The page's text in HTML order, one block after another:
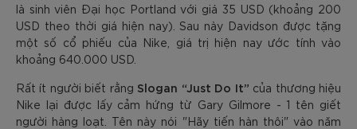
là sinh viên Đại học Portland với giá 35 USD (khoảng 200
USD theo thời giá hiện nay). Sau này Davidson được tặng
một số cổ phiếu của Nike, giá trị hiện nay ước tính vào
khoảng 640.000 USD.
Rất ít người biết rằng Slogan “Just Do It” của thương hiệu
Nike lại được lấy cảm hứng từ Gary Gilmore - 1 tên giết
người hàng loạt. Tên này nói "Hãy tiến hàn thôi" vào năm